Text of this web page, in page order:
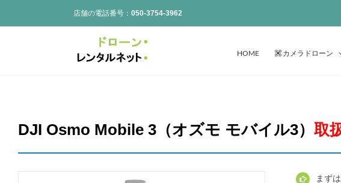
店舗の電話番号： 050-3754-3962
HOME カメラドローン
DJI Osmo Mobile 3（オズモ モバイル3） 取
まずは